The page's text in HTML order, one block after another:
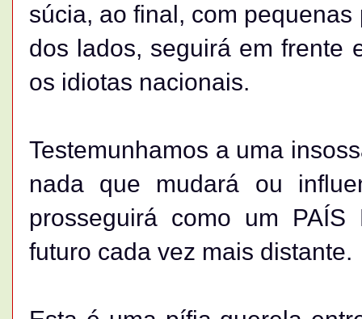
súcia, ao final, com
dos lados, seguirá em frente
os idiotas nacionais.
Testemunhamos a uma
nada que mudará ou
prosseguirá como um PAÍS
futuro cada vez mais distante.